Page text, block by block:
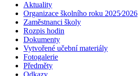
Aktuality
Organizace školního roku 2025⁄2026
Zaměstnanci školy
Rozpis hodin
Dokumenty
Vytvořené učební materiály
Fotogalerie
Předměty